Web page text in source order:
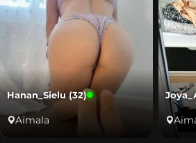
Hanan_Sielu (32)
Aimala